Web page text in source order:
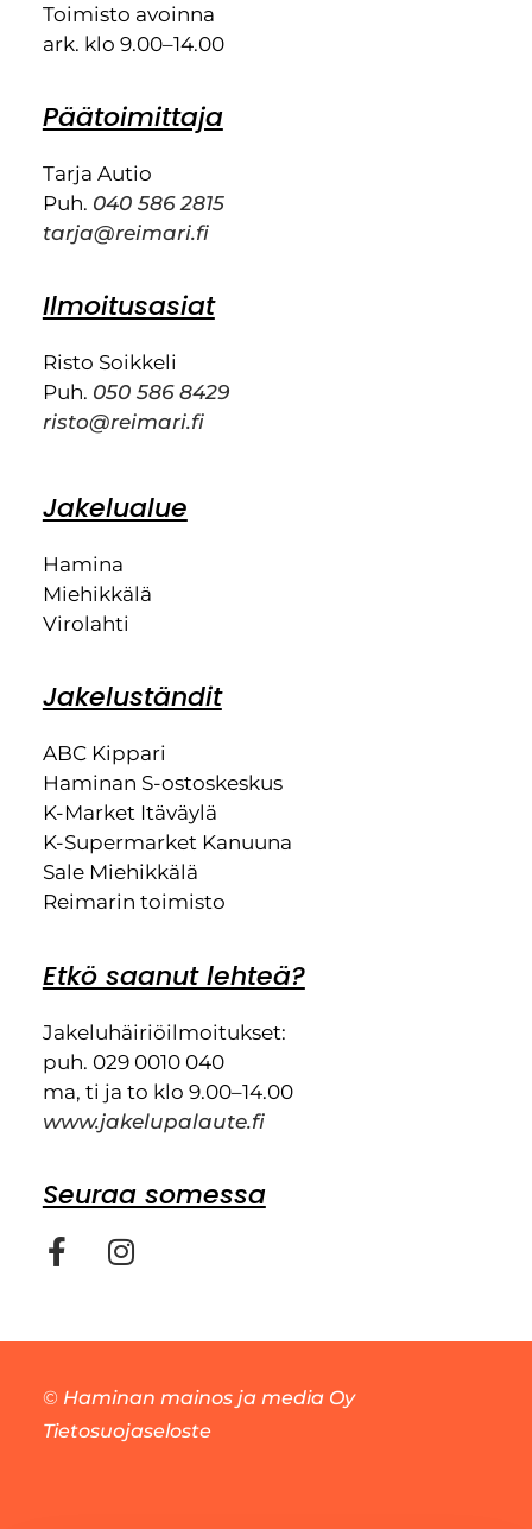
Toimisto avoinna
ark. klo 9.00–14.00
Päätoimittaja
Tarja Autio
Puh. 040 586 2815
tarja@reimari.fi
Ilmoitusasiat
Risto Soikkeli
Puh. 050 586 8429
risto@reimari.fi
Jakelualue
Hamina
Miehikkälä
Virolahti
Jakeluständit
ABC Kippari
Haminan S-ostoskeskus
K-Market Itäväylä
K-Supermarket Kanuuna
Sale Miehikkälä
Reimarin toimisto
Etkö saanut lehteä?
Jakeluhäiriöilmoitukset:
puh. 029 0010 040
ma, ti ja to klo 9.00–14.00
www.jakelupalaute.fi
Seuraa somessa
© Haminan mainos ja media Oy
Tietosuojaseloste